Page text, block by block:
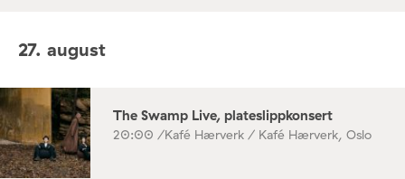
27. august
The Swamp Live, plateslippkonsert
20:00 /Kafé Hærverk / Kafé Hærverk, Oslo